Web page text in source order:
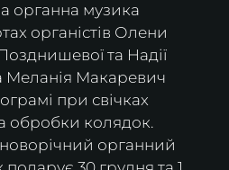
органна музика
органістів Олени
та Надії
Меланія Макаревич
при свічках
обробки колядок.
органний